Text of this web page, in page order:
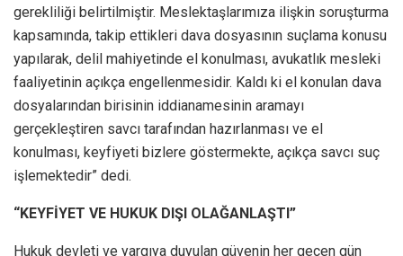
gerekliliği belirtilmiştir. Meslektaşlarımıza ilişkin soruşturma
kapsamında, takip ettikleri dava dosyasının suçlama konusu
yapılarak, delil mahiyetinde el konulması, avukatlık mesleki
faaliyetinin açıkça engellenmesidir. Kaldı ki el konulan dava
dosyalarından birisinin iddianamesinin aramayı
gerçekleştiren savcı tarafından hazırlanması ve el
konulması, keyfiyeti bizlere göstermekte, açıkça savcı suç
işlemektedir” dedi.
“KEYFİYET VE HUKUK DIŞI OLAĞANLAŞTI”
Hukuk devleti ve yargıya duyulan güvenin her geçen gün